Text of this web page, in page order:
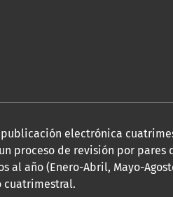
publicación electrónica
proceso de revisión por
al año (Enero-Abril, Mayo-
cuatrimestral.